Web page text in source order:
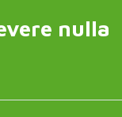
nulla